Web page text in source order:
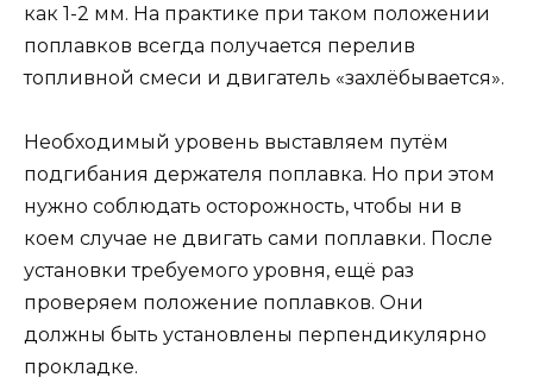
как 1-2 мм. На практике при таком положении
поплавков всегда получается перелив
топливной смеси и двигатель «захлёбывается».
Необходимый уровень выставляем путём
подгибания держателя поплавка. Но при этом
нужно соблюдать осторожность, чтобы ни в
коем случае не двигать сами поплавки. После
установки требуемого уровня, ещё раз
проверяем положение поплавков. Они
должны быть установлены перпендикулярно
прокладке.